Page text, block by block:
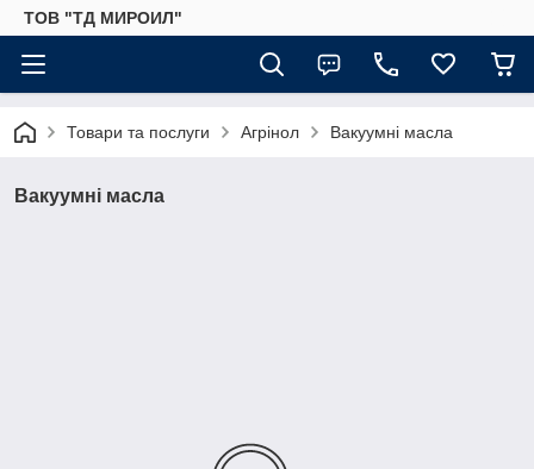
ТОВ "ТД МИРОИЛ"
Товари та послуги Агрінол Вакуумні масла
Вакуумні масла